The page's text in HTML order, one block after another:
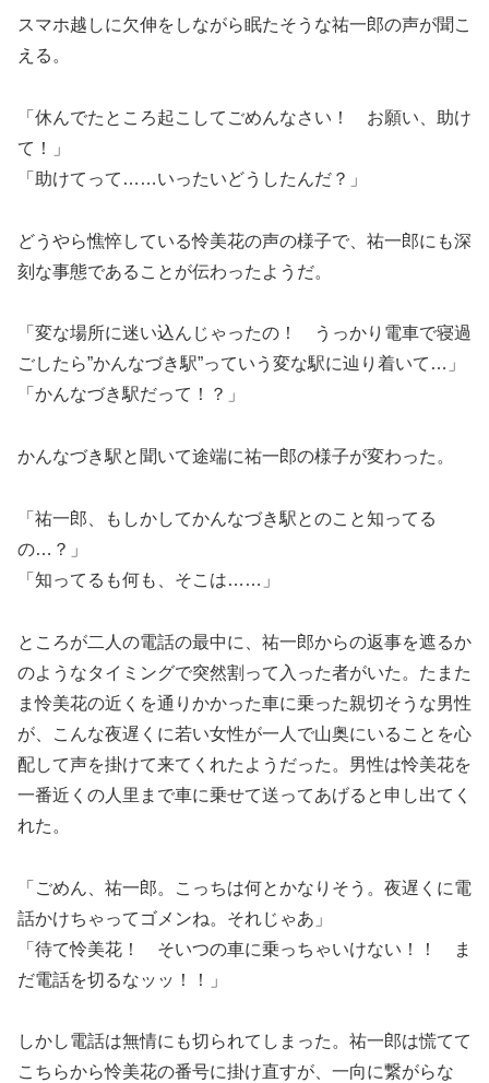
スマホ越しに欠伸をしながら眠たそうな祐一郎の声が聞こ
える。
「休んでたところ起こしてごめんなさい！ お願い、助け
て！」
「助けてって……いったいどうしたんだ？」
どうやら憔悴している怜美花の声の様子で、祐一郎にも深
刻な事態であることが伝わったようだ。
「変な場所に迷い込んじゃったの！ うっかり電車で寝過
ごしたら”かんなづき駅”っていう変な駅に辿り着いて…」
「かんなづき駅だって！？」
かんなづき駅と聞いて途端に祐一郎の様子が変わった。
「祐一郎、もしかしてかんなづき駅とのこと知ってる
の…？」
「知ってるも何も、そこは……」
ところが二人の電話の最中に、祐一郎からの返事を遮るか
のようなタイミングで突然割って入った者がいた。たまた
ま怜美花の近くを通りかかった車に乗った親切そうな男性
が、こんな夜遅くに若い女性が一人で山奥にいることを心
配して声を掛けて来てくれたようだった。男性は怜美花を
一番近くの人里まで車に乗せて送ってあげると申し出てく
れた。
「ごめん、祐一郎。こっちは何とかなりそう。夜遅くに電
話かけちゃってゴメンね。それじゃあ」
「待て怜美花！ そいつの車に乗っちゃいけない！！ ま
だ電話を切るなッッ！！」
しかし電話は無情にも切られてしまった。祐一郎は慌てて
こちらから怜美花の番号に掛け直すが、一向に繋がらな